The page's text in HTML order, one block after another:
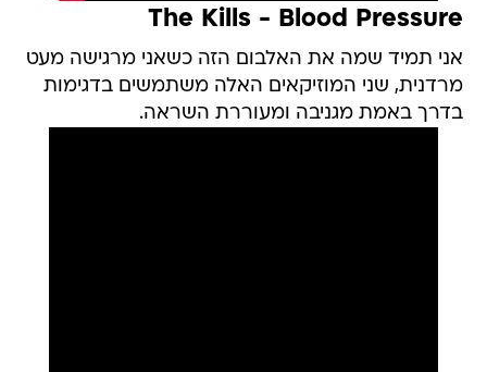
The Kills - Blood Pressure
אני תמיד שמה את האלבום הזה כשאני מרגישה מעט
מרדנית, שני המוזיקאים האלה משתמשים בדגימות
בדרך באמת מגניבה ומעוררת השראה.